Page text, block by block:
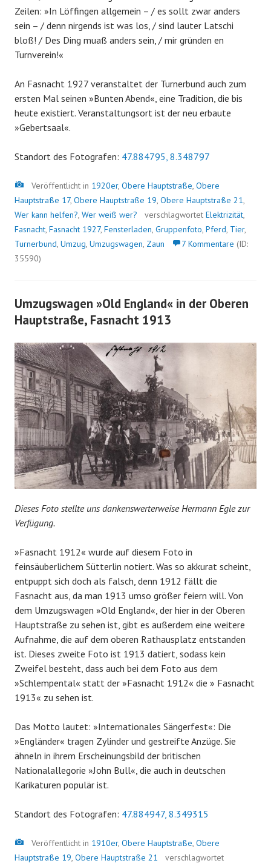
Zeilen: »In Löffingen allgemein – / es sollt zwar anders
sein – / denn nirgends ist was los, / sind lauter Latschi
bloß! / Des Ding muaß anders sein, / mir gründen en
Turnverein!«
An Fasnacht 1927 veranstaltet der Turnerbund auch zum
ersten Mal seinen »Bunten Abend«, eine Tradition, die bis
heute existiert. Veranstaltungsort ist der neu erbaute
»Gebertsaal«.
Standort des Fotografen: 47.884795, 8.348797
Bild
Veröffentlicht in 1920er, Obere Hauptstraße, Obere
Hauptstraße 17, Obere Hauptstraße 19, Obere Hauptstraße 21,
Wer kann helfen?, Wer weiß wer? verschlagwortet Elektrizität,
Fasnacht, Fasnacht 1927, Fensterladen, Gruppenfoto, Pferd, Tier,
Turnerbund, Umzug, Umzugswagen, Zaun 7 Kommentare (ID:
35590)
Umzugswagen »Old England« in der Oberen
Hauptstraße, Fasnacht 1913
Dieses Foto stellte uns dankenswerterweise Hermann Egle zur
Verfügung.
»Fasnacht 1912« wurde auf diesem Foto in
feinsäuberlichem Sütterlin notiert. Was so akkurat scheint,
entpuppt sich doch als falsch, denn 1912 fällt die
Fasnacht aus, da man 1913 umso größer feiern will. Von
dem Umzugswagen »Old England«, der hier in der Oberen
Hauptstraße zu sehen ist, gibt es außerdem eine weitere
Aufnahme, die auf dem oberen Rathausplatz entstanden
ist. Dieses zweite Foto ist 1913 datiert, sodass kein
Zweifel besteht, dass auch bei dem Foto aus dem
»Schlempental« statt der »Fasnacht 1912« die » Fasnacht
1913« zu sehen ist.
Das Motto lautet: »Internationales Sängerfest«: Die
»Engländer« tragen Zylinder und gestreifte Anzüge. Sie
ähneln in ihrem Erscheinungsbild der britischen
Nationalallegorie »John Bull«, die auch in deutschen
Karikaturen populär ist.
Standort des Fotografen: 47.884947, 8.349315
Bild
Veröffentlicht in 1910er, Obere Hauptstraße, Obere
Hauptstraße 19, Obere Hauptstraße 21
verschlagwortet